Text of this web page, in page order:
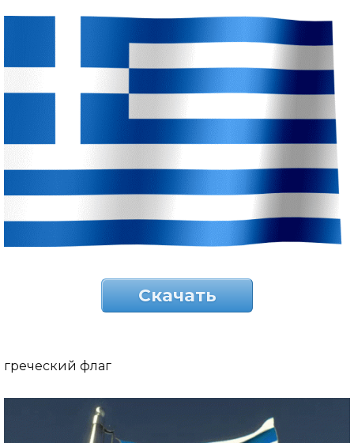
Скачать
греческий флаг